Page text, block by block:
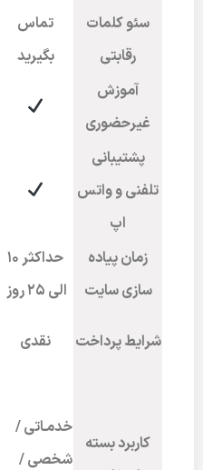
سئو کلمات
رقابتی
تماس
بگیرید
آموزش
غیرحضوری
پشتیبانی
تلفنی و واتس
اپ
زمان پیاده
سازی سایت
حداکثر 10
الی 25 روز
شرایط پرداخت نقدی
کاربرد بسته
خدمـاتی /
شخصی /